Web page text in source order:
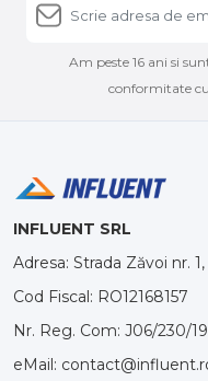
Am peste 16 ani si
conformitate
INFLUENT SRL
Adresa: Strada Zăvoi nr.
Cod Fiscal: RO12168157
Nr. Reg. Com: J06/230/
eMail: